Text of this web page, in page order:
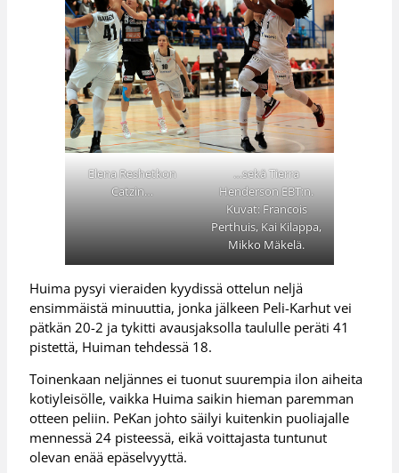
Elena Reshetkon
Catzin…
…sekä Tierra
Henderson EBT:n.
Kuvat: Francois
Perthuis, Kai Kilappa,
Mikko Mäkelä.
Huima pysyi vieraiden kyydissä ottelun neljä
ensimmäistä minuuttia, jonka jälkeen Peli-Karhut vei
pätkän 20-2 ja tykitti avausjaksolla taululle peräti 41
pistettä, Huiman tehdessä 18.
Toinenkaan neljännes ei tuonut suurempia ilon aiheita
kotiyleisölle, vaikka Huima saikin hieman paremman
otteen peliin. PeKan johto säilyi kuitenkin puoliajalle
mennessä 24 pisteessä, eikä voittajasta tuntunut
olevan enää epäselvyyttä.